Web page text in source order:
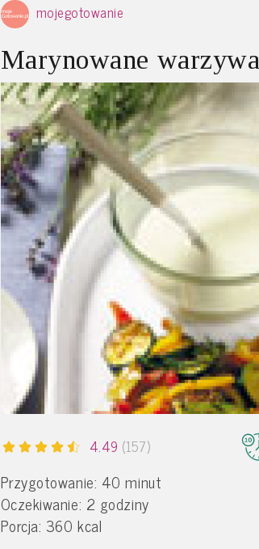
mojegotowanie
Marynowane warzywa
4.49 (157)
Przygotowanie: 40 minut
Oczekiwanie: 2 godziny
Porcja: 360 kcal